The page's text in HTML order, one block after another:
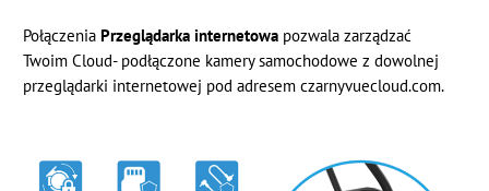
PołączeniaPrzeglądarka internetowa pozwala zarządzać
Twoim Cloud- podłączone kamery samochodowe z dowolnej
przeglądarki internetowej pod adresem czarnyvuecloud.com.